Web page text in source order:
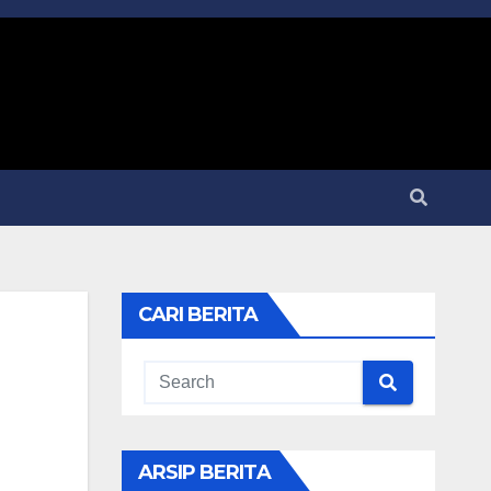
CARI BERITA
ARSIP BERITA